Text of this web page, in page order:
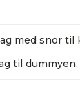
med snor til
til